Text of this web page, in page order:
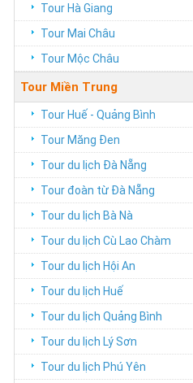
Tour Hà Giang
Tour Mai Châu
Tour Mộc Châu
Tour Miền Trung
Tour Huế - Quảng Bình
Tour Măng Đen
Tour du lịch Đà Nẵng
Tour đoàn từ Đà Nẵng
Tour du lịch Bà Nà
Tour du lịch Cù Lao Chàm
Tour du lịch Hội An
Tour du lịch Huế
Tour du lịch Quảng Bình
Tour du lịch Lý Sơn
Tour du lịch Phú Yên